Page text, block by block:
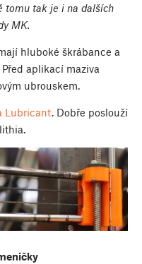
tomu tak je i na dalších
MK.
hluboké škrábance a
aplikací maziva
ubrouskem.
Lubricant. Dobře poslouží